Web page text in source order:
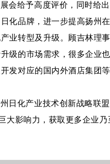
会给予高度评价，同时给
化品牌，进一步提高扬州
业转型及升级。顾吉林理
级的市场需求，很多企业
发对应的国内外酒店集团
日化产业技术创新战略联
大影响力，获取更多企业